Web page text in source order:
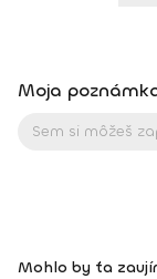
Moja
Mohlo by ťa